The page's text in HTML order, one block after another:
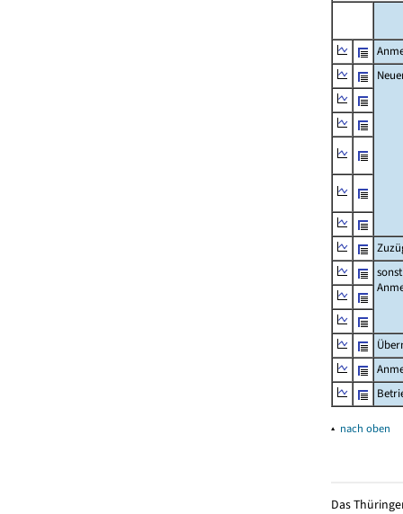
▴ nach oben
Das